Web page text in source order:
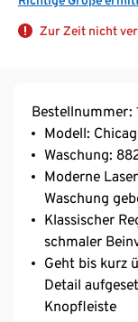
Zur Zeit nicht
Bestellnummer:
Modell:
Waschung:
Moderne
Waschung
Klassischer
schmaler
Geht bis kurz
Detail
Knopfleiste